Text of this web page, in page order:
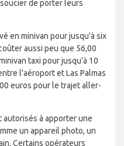
de porter leurs
en minivan pour jusqu'à six
aussi peu que 56,00
taxi pour jusqu'à 10
l'aéroport et Las Palmas
euros pour le trajet aller-
autorisés à apporter une
un appareil photo, un
Certains opérateurs